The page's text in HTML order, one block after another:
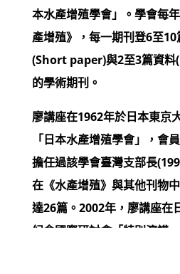
本水產增殖學會」。學會每
產增殖》，每一期刊登6至
(Short paper)與2至3篇資料
的學術期刊。
廖講座在1962年於日本東京
「日本水產增殖學會」，會
擔任過該學會臺灣支部長
在《水產增殖》與其他刊物
達26篇。2002年，廖講座在
紀念國際研討會「特別演講